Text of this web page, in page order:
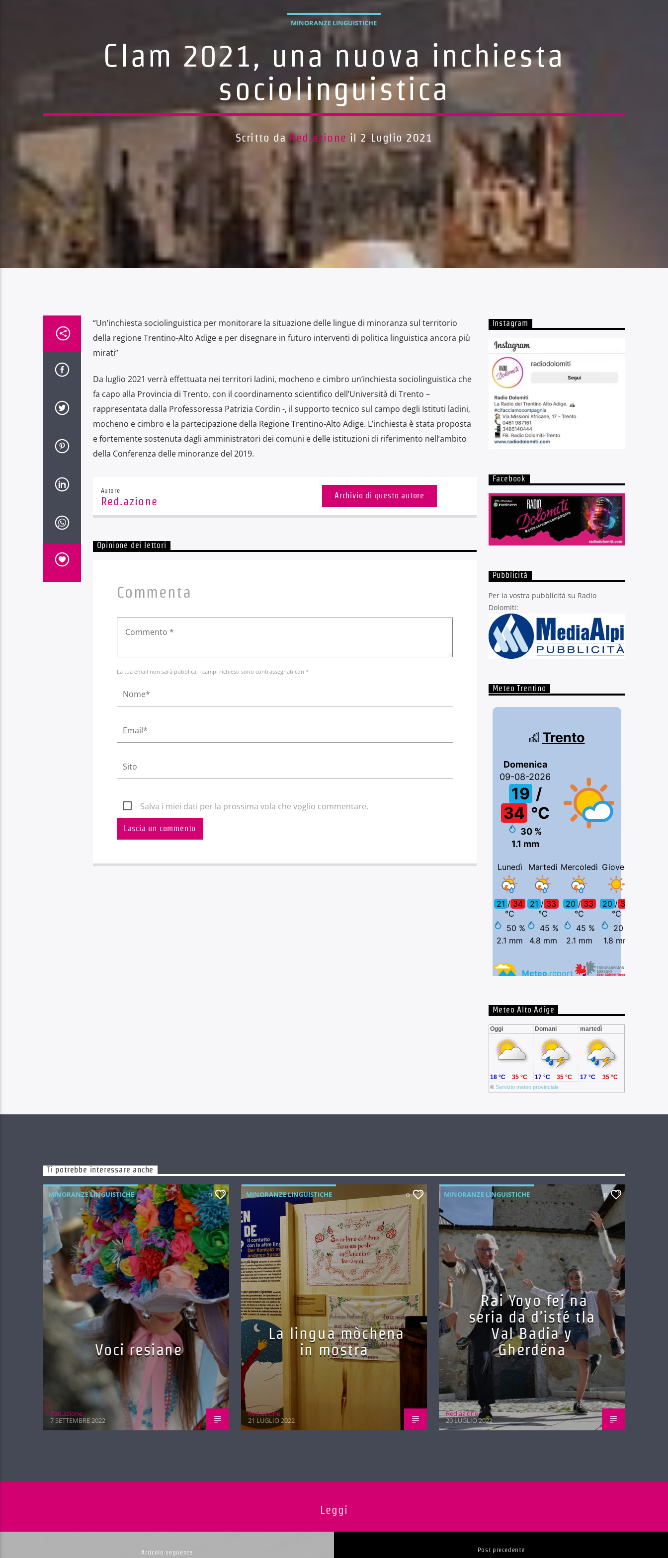
MINORANZE LINGUISTICHE
Clam 2021, una nuova inchiesta
sociolinguistica
Scritto daRed.azione il 2 Luglio 2021
“Un’inchiesta sociolinguistica per monitorare la situazione delle lingue di minoranza sul territorio
della regione Trentino-Alto Adige e per disegnare in futuro interventi di politica linguistica ancora più
mirati”
Da luglio 2021 verrà effettuata nei territori ladini, mocheno e cimbro un’inchiesta sociolinguistica che
fa capo alla Provincia di Trento, con il coordinamento scientifico dell’Università di Trento –
rappresentata dalla Professoressa Patrizia Cordin -, il supporto tecnico sul campo degli Istituti ladini,
mocheno e cimbro e la partecipazione della Regione Trentino-Alto Adige. L’inchiesta è stata proposta
e fortemente sostenuta dagli amministratori dei comuni e delle istituzioni di riferimento nell’ambito
della Conferenza delle minoranze del 2019.
Autore
Red.azione
Archivio di questo autore
Opinione dei lettori
Commenta
La tua email non sarà pubblica. I campi richiesti sono contrassegnati con *
Salva i miei dati per la prossima vola che voglio commentare.
Instagram
Facebook
Pubblicità
Per la vostra pubblicità su Radio
Dolomiti:
Meteo Trentino
Meteo Alto Adige
Oggi Domani martedì
© Servizio meteo provinciale
18 °C 35 °C 17 °C 35 °C 17 °C 35 °C
Ti potrebbe interessare anche
MINORANZE LINGUISTICHE 0
Voci resiane
Red.azione
7 SETTEMBRE 2022
MINORANZE LINGUISTICHE 0
La lingua mòchena
in mostra
Red.azione
21 LUGLIO 2022
MINORANZE LINGUISTICHE 0
Rai Yoyo fej na
seria da d’isté tla
Val Badia y
Gherdëna
Red.azione
20 LUGLIO 2022
Leggi
Articolo seguente Post precedente